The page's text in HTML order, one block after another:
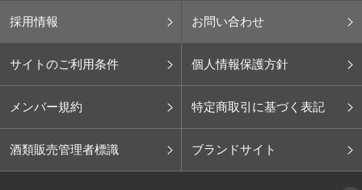
採用情報 お問い合わせ
サイトのご利用条件 個人情報保護方針
メンバー規約 特定商取引に基づく表記
酒類販売管理者標識 ブランドサイト